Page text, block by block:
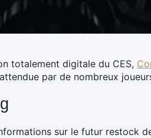
totalement digitale du CES,
par de nombreux
sur le futur restock